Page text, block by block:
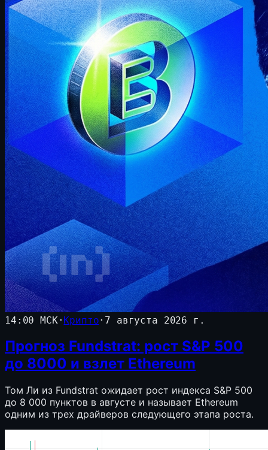
14:00 МСК · Крипто· 7 августа 2026 г.
Прогноз Fundstrat: рост S&P 500
до 8000 и взлет Ethereum
Том Ли из Fundstrat ожидает рост индекса S&P 500
до 8 000 пунктов в августе и называет Ethereum
одним из трех драйверов следующего этапа роста.